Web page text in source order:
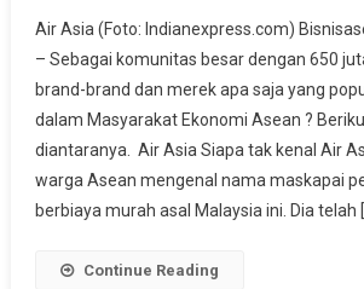
Brand
Asean
(tulisan
1)
Air Asia (Foto: Indianexpress.com)
– Sebagai komunitas besar dengan 650
brand-brand dan merek apa saja yang
dalam Masyarakat Ekonomi Asean ?
diantaranya. Air Asia Siapa tak kenal Air
warga Asean mengenal nama maskapai
berbiaya murah asal Malaysia ini. Dia telah
Continue Reading